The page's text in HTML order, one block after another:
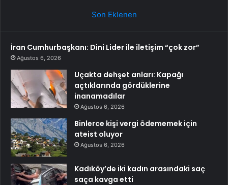
Son Eklenen
İran Cumhurbaşkanı: Dini Lider ile iletişim “çok zor”
Ağustos 6, 2026
Uçakta dehşet anları: Kapağı
açtıklarında gördüklerine
inanamadılar
Ağustos 6, 2026
Binlerce kişi vergi ödememek için
ateist oluyor
Ağustos 6, 2026
Kadıköy’de iki kadın arasındaki saç
saça kavga etti